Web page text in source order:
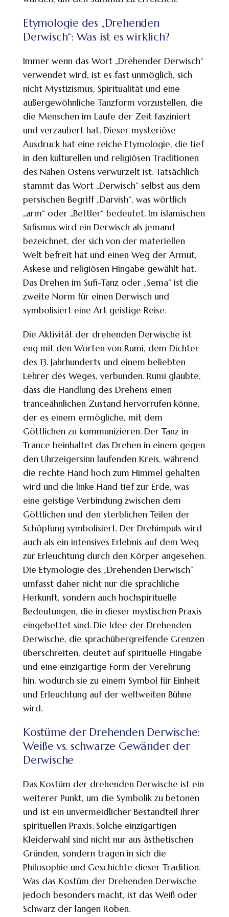
Etymologie des „Drehenden
Derwisch“: Was ist es wirklich?
Immer wenn das Wort „Drehender Derwisch“
verwendet wird, ist es fast unmöglich, sich
nicht Mystizismus, Spiritualität und eine
außergewöhnliche Tanzform vorzustellen, die
die Menschen im Laufe der Zeit fasziniert
und verzaubert hat. Dieser mysteriöse
Ausdruck hat eine reiche Etymologie, die tief
in den kulturellen und religiösen Traditionen
des Nahen Ostens verwurzelt ist. Tatsächlich
stammt das Wort „Derwisch“ selbst aus dem
persischen Begriff „Darvish“, was wörtlich
„arm“ oder „Bettler“ bedeutet. Im islamischen
Sufismus wird ein Derwisch als jemand
bezeichnet, der sich von der materiellen
Welt befreit hat und einen Weg der Armut,
Askese und religiösen Hingabe gewählt hat.
Das Drehen im Sufi-Tanz oder „Sema“ ist die
zweite Norm für einen Derwisch und
symbolisiert eine Art geistige Reise.
Die Aktivität der drehenden Derwische ist
eng mit den Worten von Rumi, dem Dichter
des 13. Jahrhunderts und einem beliebten
Lehrer des Weges, verbunden. Rumi glaubte,
dass die Handlung des Drehens einen
tranceähnlichen Zustand hervorrufen könne,
der es einem ermögliche, mit dem
Göttlichen zu kommunizieren. Der Tanz in
Trance beinhaltet das Drehen in einem gegen
den Uhrzeigersinn laufenden Kreis, während
die rechte Hand hoch zum Himmel gehalten
wird und die linke Hand tief zur Erde, was
eine geistige Verbindung zwischen dem
Göttlichen und den sterblichen Teilen der
Schöpfung symbolisiert. Der Drehimpuls wird
auch als ein intensives Erlebnis auf dem Weg
zur Erleuchtung durch den Körper angesehen.
Die Etymologie des „Drehenden Derwisch“
umfasst daher nicht nur die sprachliche
Herkunft, sondern auch hochspirituelle
Bedeutungen, die in dieser mystischen Praxis
eingebettet sind. Die Idee der Drehenden
Derwische, die sprachübergreifende Grenzen
überschreiten, deutet auf spirituelle Hingabe
und eine einzigartige Form der Verehrung
hin, wodurch sie zu einem Symbol für Einheit
und Erleuchtung auf der weltweiten Bühne
wird.
Kostüme der Drehenden Derwische:
Weiße vs. schwarze Gewänder der
Derwische
Das Kostüm der drehenden Derwische ist ein
weiterer Punkt, um die Symbolik zu betonen
und ist ein unvermeidlicher Bestandteil ihrer
spirituellen Praxis. Solche einzigartigen
Kleiderwahl sind nicht nur aus ästhetischen
Gründen, sondern tragen in sich die
Philosophie und Geschichte dieser Tradition.
Was das Kostüm der Drehenden Derwische
jedoch besonders macht, ist das Weiß oder
Schwarz der langen Roben.